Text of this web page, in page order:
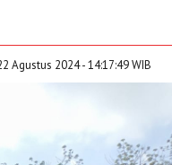
Agustus 2024 - 14:17:49 WIB